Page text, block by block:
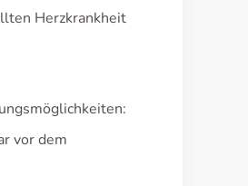
Herzkrankheit
vor dem